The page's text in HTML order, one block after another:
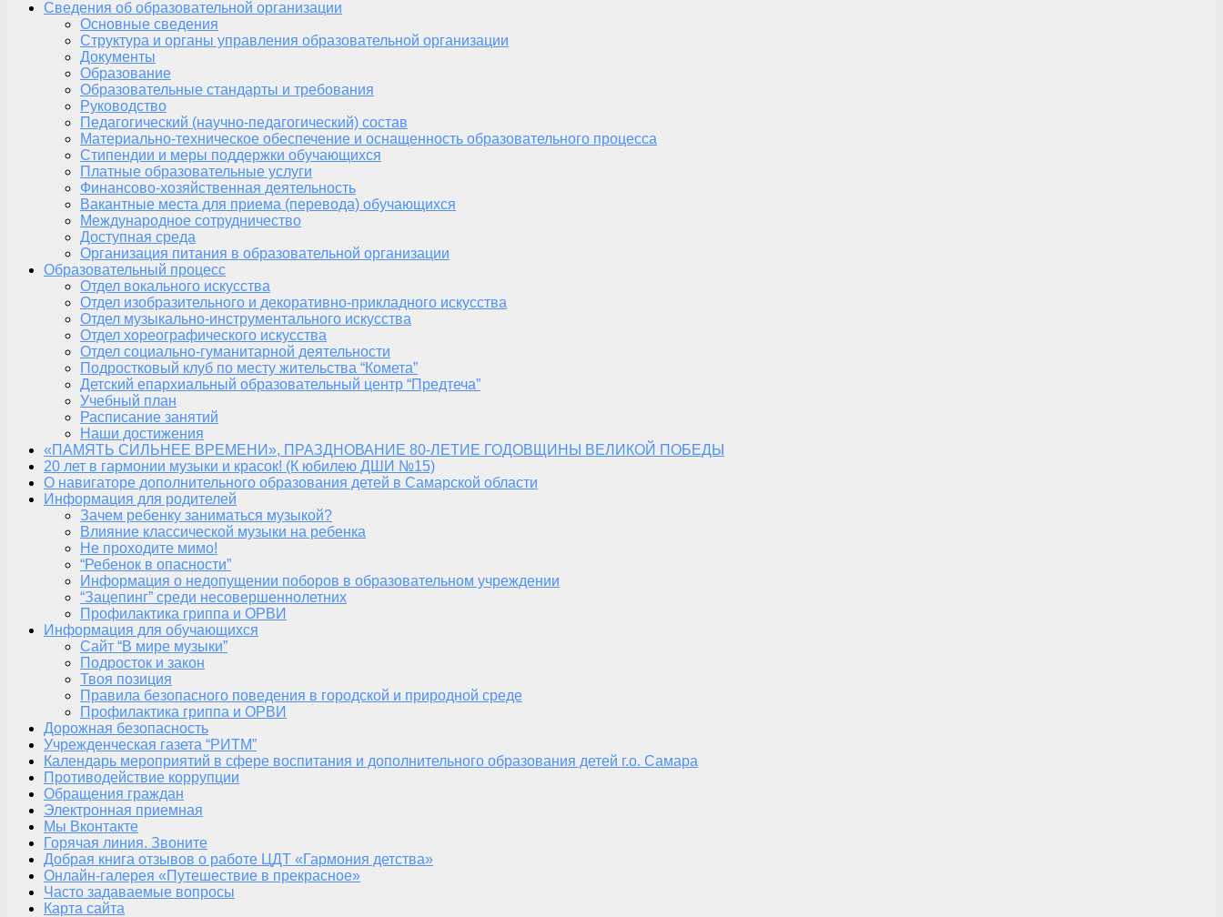
Сведения об образовательной организации
Основные сведения
Структура и органы управления образовательной организации
Документы
Образование
Образовательные стандарты и требования
Руководство
Педагогический (научно-педагогический) состав
Материально-техническое обеспечение и оснащенность образовательного процесса
Стипендии и меры поддержки обучающихся
Платные образовательные услуги
Финансово-хозяйственная деятельность
Вакантные места для приема (перевода) обучающихся
Международное сотрудничество
Доступная среда
Организация питания в образовательной организации
Образовательный процесс
Отдел вокального искусства
Отдел изобразительного и декоративно-прикладного искусства
Отдел музыкально-инструментального искусства
Отдел хореографического искусства
Отдел социально-гуманитарной деятельности
Подростковый клуб по месту жительства “Комета”
Детский епархиальный образовательный центр “Предтеча”
Учебный план
Расписание занятий
Наши достижения
«ПАМЯТЬ СИЛЬНЕЕ ВРЕМЕНИ», ПРАЗДНОВАНИЕ 80-ЛЕТИЕ ГОДОВЩИНЫ ВЕЛИКОЙ ПОБЕДЫ
20 лет в гармонии музыки и красок! (К юбилею ДШИ №15)
О навигаторе дополнительного образования детей в Самарской области
Информация для родителей
Зачем ребенку заниматься музыкой?
Влияние классической музыки на ребенка
Не проходите мимо!
“Ребенок в опасности”
Информация о недопущении поборов в образовательном учреждении
“Зацепинг” среди несовершеннолетних
Профилактика гриппа и ОРВИ
Информация для обучающихся
Сайт “В мире музыки”
Подросток и закон
Твоя позиция
Правила безопасного поведения в городской и природной среде
Профилактика гриппа и ОРВИ
Дорожная безопасность
Учрежденческая газета “РИТМ”
Календарь мероприятий в сфере воспитания и дополнительного образования детей г.о. Самара
Противодействие коррупции
Обращения граждан
Электронная приемная
Мы Вконтакте
Горячая линия. Звоните
Добрая книга отзывов о работе ЦДТ «Гармония детства»
Онлайн-галерея «Путешествие в прекрасное»
Часто задаваемые вопросы
Карта сайта